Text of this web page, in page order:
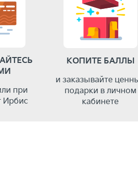
при
Ирбис
КОПИТЕ БАЛЛЫ
и заказывайте
подарки в личном
кабинете